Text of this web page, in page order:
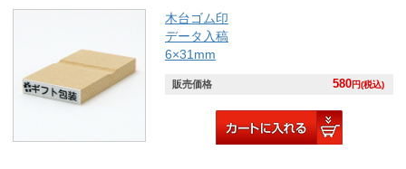
木台ゴム印
データ入稿
6×31mm
販売価格 580円(税込)